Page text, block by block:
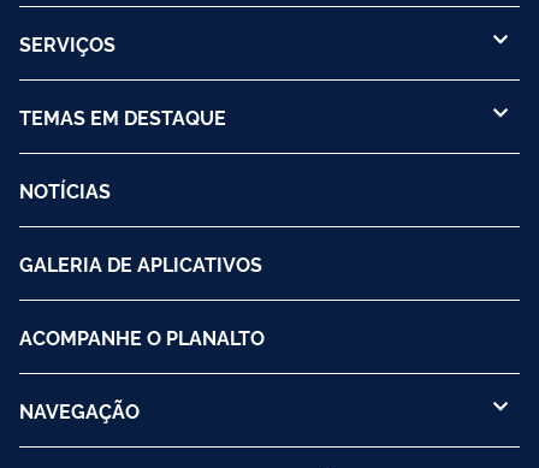
SERVIÇOS
TEMAS EM DESTAQUE
NOTÍCIAS
GALERIA DE APLICATIVOS
ACOMPANHE O PLANALTO
NAVEGAÇÃO